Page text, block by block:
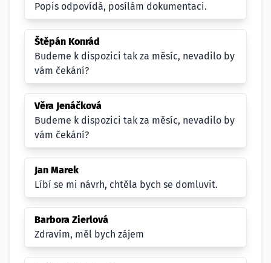
Popis odpovídá, posílám dokumentaci.
Štěpán Konrád
Budeme k dispozici tak za měsíc, nevadilo by
vám čekání?
Věra Jenáčková
Budeme k dispozici tak za měsíc, nevadilo by
vám čekání?
Jan Marek
Líbí se mi návrh, chtěla bych se domluvit.
Barbora Zierlová
Zdravím, měl bych zájem